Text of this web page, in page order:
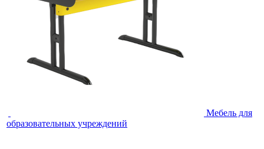
Мебель для
образовательных учреждений